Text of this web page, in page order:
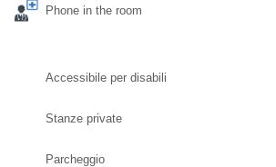
Phone in the room
Accessibile per disabili
Stanze private
Parcheggio